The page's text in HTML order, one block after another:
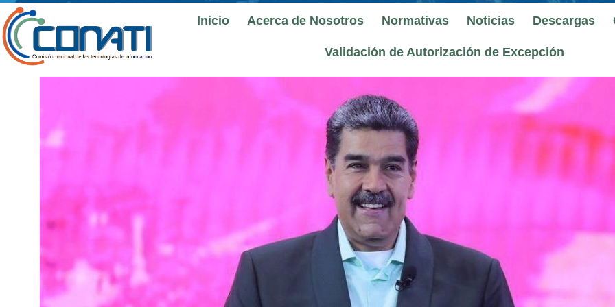
Inicio Acerca de Nosotros Normativas Noticias Descargas
Validación de Autorización de Excepción